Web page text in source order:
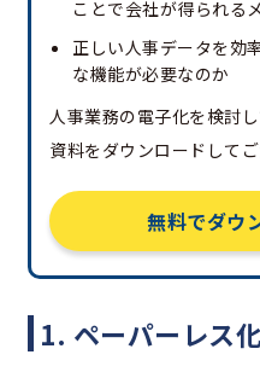
ことで会社が得られる
正しい人事データを効
な機能が必要なのか
人事業務の電子化を検討
資料をダウンロードしてご
無料でダウ
1. ペーパーレス